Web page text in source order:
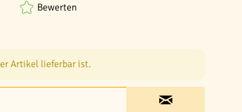
Artikel lieferbar ist.
Bewerten